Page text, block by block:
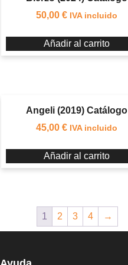
50,00 € IVA incluido
Añadir al carrito
Angeli (2019) Catálogo
45,00 € IVA incluido
Añadir al carrito
1 2 3 4 →